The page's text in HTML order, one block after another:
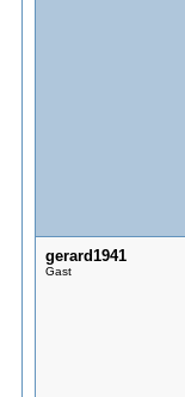
gerard1941
Gast